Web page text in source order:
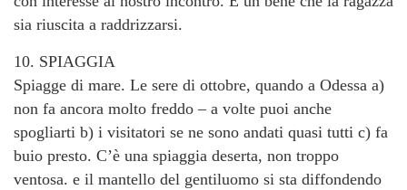
sia riuscita a raddrizzarsi.
10. SPIAGGIA
Spiagge di mare. Le sere di ottobre, quando a Odessa a)
non fa ancora molto freddo – a volte puoi anche
spogliarti b) i visitatori se ne sono andati quasi tutti c) fa
buio presto. C’è una spiaggia deserta, non troppo
ventosa. e il mantello del gentiluomo si sta diffondendo